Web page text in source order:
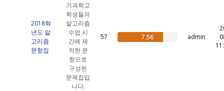
2018학
년도 알
고리즘
문항집
기과학고
학생들의
알고리즘
수업 시
간에 제
작한 문
항으로
구성된
문제집입
니다.
57 7.56 admin